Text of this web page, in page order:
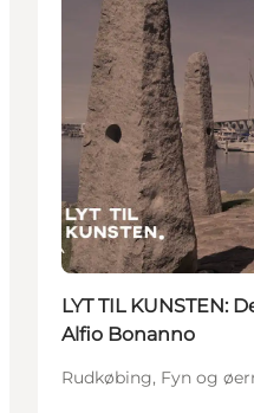
LYT TIL KUNSTEN:
Alfio Bonanno
Rudkøbing, Fyn og